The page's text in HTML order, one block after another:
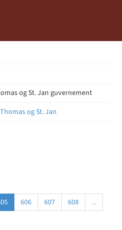
og St. Jan guvernement
og St. Jan
606 607 608
...